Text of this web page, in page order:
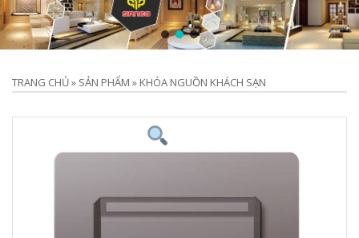
TRANG CHỦ» SẢN PHẨM » KHÓA NGUỒN KHÁCH SẠN